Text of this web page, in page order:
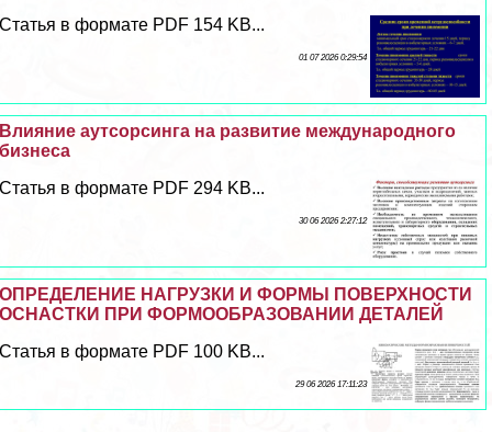
Статья в формате PDF 154 KB...
01 07 2026 0:29:54
Влияние аутсорсинга на развитие международного
бизнеса
Статья в формате PDF 294 KB...
30 06 2026 2:27:12
ОПРЕДЕЛЕНИЕ НАГРУЗКИ И ФОРМЫ ПОВЕРХНОСТИ
ОСНАСТКИ ПРИ ФОРМООБРАЗОВАНИИ ДЕТАЛЕЙ
Статья в формате PDF 100 KB...
29 06 2026 17:11:23